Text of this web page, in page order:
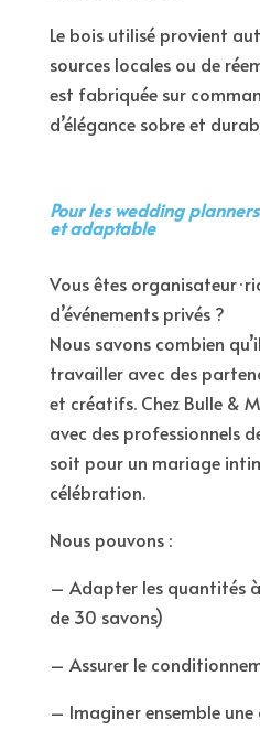
Le bois utilisé provient
sources locales ou de
est fabriquée sur
d’élégance sobre et
Pour les wedding
et adaptable
Vous êtes
d’événements privés ?
Nous savons combien
travailler avec des
et créatifs. Chez Bulle &
avec des professionnels
soit pour un mariage
célébration.
Nous pouvons :
– Adapter les quantités
de 30 savons)
– Assurer le
– Imaginer ensemble